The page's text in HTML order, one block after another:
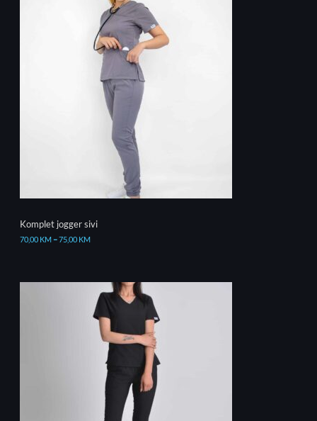
Komplet jogger sivi
70,00 KM–75,00 KM